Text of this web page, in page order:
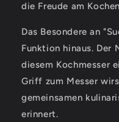
die Freude am
Das Besondere an
Funktion hinaus. Der
diesem Kochmesser
Griff zum Messer
gemeinsamen
erinnert.